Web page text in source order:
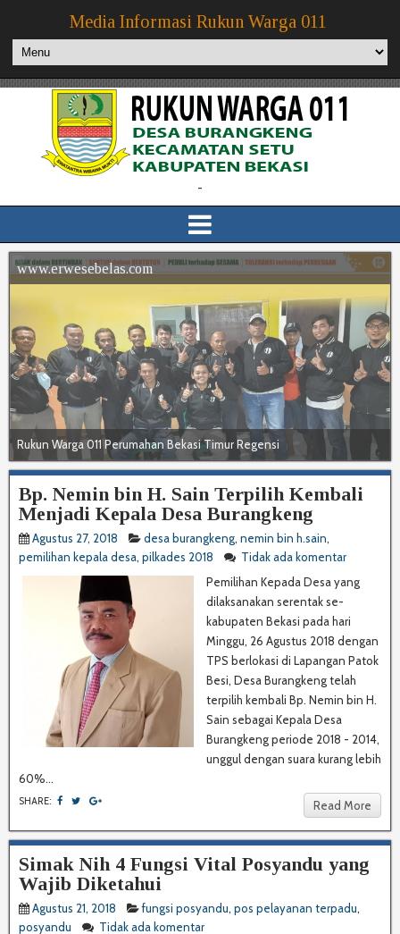
Media Informasi Rukun Warga 011
-
www.erwesebelas.com
Rukun Warga 011 Perumahan Bekasi Timur Regensi
Bp. Nemin bin H. Sain Terpilih Kembali
Menjadi Kepala Desa Burangkeng
Agustus 27, 2018 desa burangkeng, nemin bin h.sain,
pemilihan kepala desa, pilkades 2018
Tidak ada komentar
Pemilihan Kepada Desa yang
dilaksanakan serentak se-
kabupaten Bekasi pada hari
Minggu, 26 Agustus 2018 dengan
TPS berlokasi di Lapangan Patok
Besi, Desa Burangkeng telah
terpilih kembali Bp. Nemin bin H.
Sain sebagai Kepala Desa
Burangkeng periode 2018 - 2014,
unggul dengan suara kurang lebih
60%...
SHARE: Read More
Simak Nih 4 Fungsi Vital Posyandu yang
Wajib Diketahui
Agustus 21, 2018 fungsi posyandu, pos pelayanan terpadu,
posyandu
Tidak ada komentar